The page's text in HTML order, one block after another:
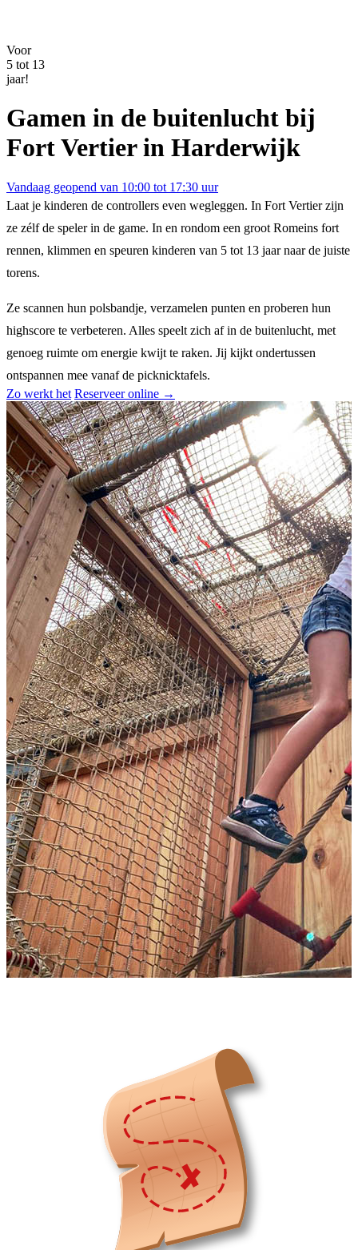
Voor
5 tot 13
jaar!
Gamen in de buitenlucht bij
Fort Vertier in Harderwijk
Vandaag geopend van 10:00 tot 17:30 uur
Laat je kinderen de controllers even wegleggen. In Fort Vertier zijn
ze zélf de speler in de game. In en rondom een groot Romeins fort
rennen, klimmen en speuren kinderen van 5 tot 13 jaar naar de juiste
torens.
Ze scannen hun polsbandje, verzamelen punten en proberen hun
highscore te verbeteren. Alles speelt zich af in de buitenlucht, met
genoeg ruimte om energie kwijt te raken. Jij kijkt ondertussen
ontspannen mee vanaf de picknicktafels.
Zo werkt het Reserveer online →